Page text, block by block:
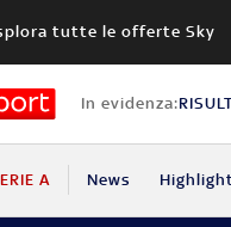
tutte le offerte Sky
In evidenza:
A News